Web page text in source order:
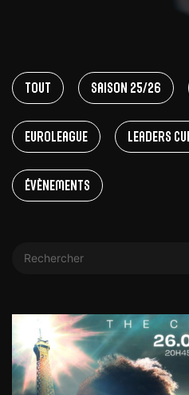
Tout Saison 25/26
EuroLeague Leaders
Évènements